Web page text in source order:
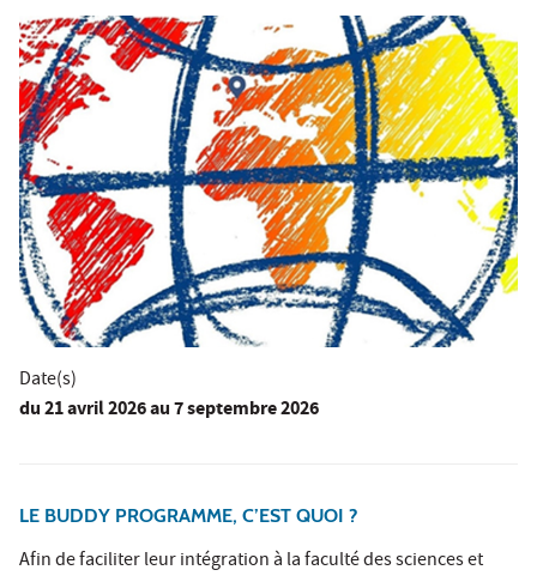
Date(s)
du21 avril 2026au 7 septembre 2026
LE BUDDY PROGRAMME, C’EST QUOI ?
Afin de faciliter leur intégration à la faculté des sciences et